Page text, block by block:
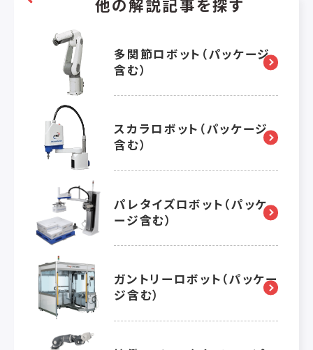
他の解説記事を探す
多関節ロボット（パッケージ
含む）
スカラロボット（パッケージ
含む）
パレタイズロボット（パッケ
ージ含む）
ガントリーロボット（パッケー
ジ含む）